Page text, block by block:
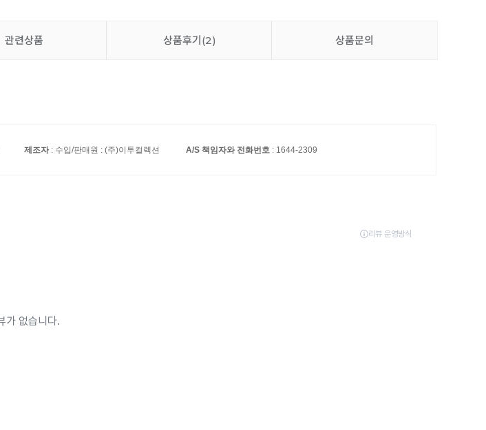
관련상품 상품후기(2) 상품문의
제조자: 수입/판매원 : (주)이투컬렉션 A/S 책임자와 전화번호 : 1644-2309